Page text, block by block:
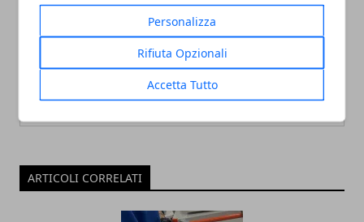
Personalizza
Rifiuta Opzionali
Accetta Tutto
Redazione
ARTICOLI CORRELATI